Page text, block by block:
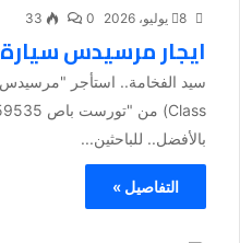
8 يوليو، 2026 0
33
ايجار مرسيدس سيارة S400
بالأفضل.. للباحثين...
التفاصيل »